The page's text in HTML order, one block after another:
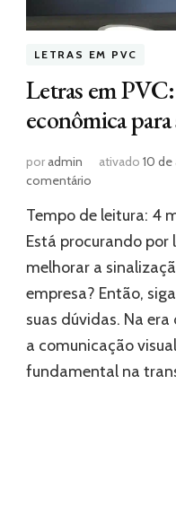
LETRAS EM PVC
Letras em
econômica para
poradmin ativado 10 de
comentárioem
em
PVC:
ideal
e
econômica
para
sinalização
Tempo de leitura: 4
Está procurando por
melhorar a
empresa? Então,
suas dúvidas. Na
a comunicação
fundamental na